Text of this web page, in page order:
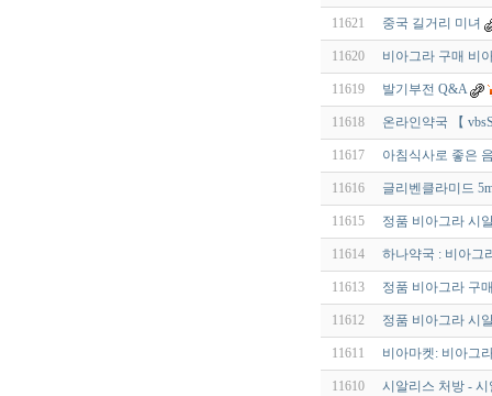
11621 중국 길거리 미녀
11620 비아그라 구매 비
11619 발기부전 Q&A
11618 온라인약국 【
11617 아침식사로 좋은
11616 글리벤클라미드
11615 정품 비아그라 시
11614 하나약국 : 비아그
11613 정품 비아그라 구
11612 정품 비아그라 시
11611 비아마켓: 비아그
11610 시알리스 처방 -